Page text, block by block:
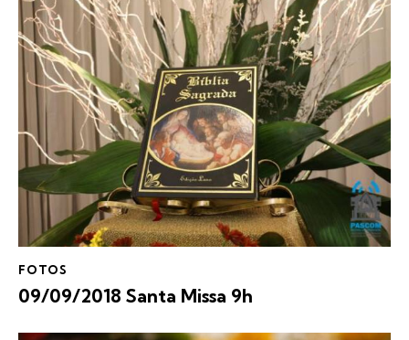
FOTOS
09/09/2018 Santa Missa 9h